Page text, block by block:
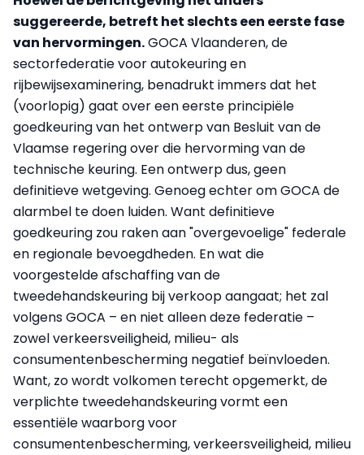
suggereerde, betreft het slechts een eerste fase
van hervormingen.GOCA Vlaanderen, de
sectorfederatie voor autokeuring en
rijbewijsexaminering, benadrukt immers dat het
(voorlopig) gaat over een eerste principiële
goedkeuring van het ontwerp van Besluit van de
Vlaamse regering over die hervorming van de
technische keuring. Een ontwerp dus, geen
definitieve wetgeving. Genoeg echter om GOCA de
alarmbel te doen luiden. Want definitieve
goedkeuring zou raken aan "overgevoelige" federale
en regionale bevoegdheden. En wat die
voorgestelde afschaffing van de
tweedehandskeuring bij verkoop aangaat; het zal
volgens GOCA – en niet alleen deze federatie –
zowel verkeersveiligheid, milieu- als
consumentenbescherming negatief beïnvloeden.
Want, zo wordt volkomen terecht opgemerkt, de
verplichte tweedehandskeuring vormt een
essentiële waarborg voor
consumentenbescherming, verkeersveiligheid, milieu